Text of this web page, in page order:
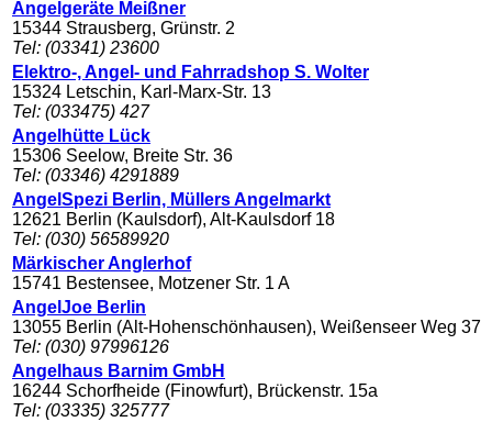
Angelgeräte Meißner
15344 Strausberg, Grünstr. 2
Tel: (03341) 23600
Elektro-, Angel- und Fahrradshop S. Wolter
15324 Letschin, Karl-Marx-Str. 13
Tel: (033475) 427
Angelhütte Lück
15306 Seelow, Breite Str. 36
Tel: (03346) 4291889
AngelSpezi Berlin, Müllers Angelmarkt
12621 Berlin (Kaulsdorf), Alt-Kaulsdorf 18
Tel: (030) 56589920
Märkischer Anglerhof
15741 Bestensee, Motzener Str. 1 A
AngelJoe Berlin
13055 Berlin (Alt-Hohenschönhausen), Weißenseer Weg 37
Tel: (030) 97996126
Angelhaus Barnim GmbH
16244 Schorfheide (Finowfurt), Brückenstr. 15a
Tel: (03335) 325777